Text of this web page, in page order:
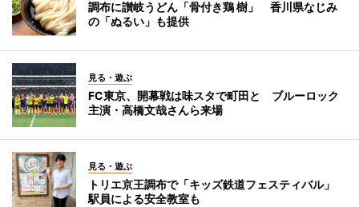
調布に讃岐うどん「骨付き鶏 樹」 香川県なじみ
の「ぬるい」も提供
見る・遊ぶ
FC東京、開幕戦は味スタで町田と ブルーロック
主演・高橋文哉さんら来場
見る・遊ぶ
トリエ京王調布で「キッズ鉄道フェスティバル」
駅員による安全教室も